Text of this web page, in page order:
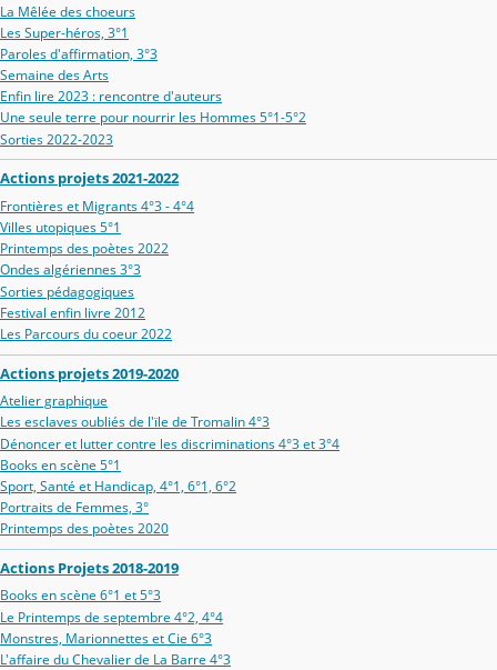
La Mêlée des choeurs
Les Super-héros, 3°1
Paroles d'affirmation, 3°3
Semaine des Arts
Enfin lire 2023 : rencontre d'auteurs
Une seule terre pour nourrir les Hommes 5°1-5°2
Sorties 2022-2023
Actions projets 2021-2022
Frontières et Migrants 4°3 - 4°4
Villes utopiques 5°1
Printemps des poètes 2022
Ondes algériennes 3°3
Sorties pédagogiques
Festival enfin livre 2012
Les Parcours du coeur 2022
Actions projets 2019-2020
Atelier graphique
Les esclaves oubliés de l'ïle de Tromalin 4°3
Dénoncer et lutter contre les discriminations 4°3 et 3°4
Books en scène 5°1
Sport, Santé et Handicap, 4°1, 6°1, 6°2
Portraits de Femmes, 3°
Printemps des poètes 2020
Actions Projets 2018-2019
Books en scène 6°1 et 5°3
Le Printemps de septembre 4°2, 4°4
Monstres, Marionnettes et Cie 6°3
L'affaire du Chevalier de La Barre 4°3